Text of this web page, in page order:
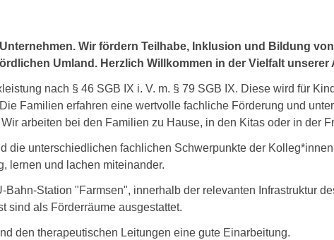
Wir fördern Teilhabe, Inklusion und Bildung
Umland. Herzlich Willkommen in der Vielfalt unserer
nach § 46 SGB IX i. V. m. § 79 SGB IX. Diese wird für
Familien erfahren eine wertvolle fachliche Förderung und
arbeiten bei den Familien zu Hause, in den Kitas oder in der
die unterschiedlichen fachlichen Schwerpunkte der
lernen und lachen miteinander.
Station "Farmsen", innerhalb der relevanten Infrastruktur
sind als Förderräume ausgestattet.
den therapeutischen Leitungen eine gute Einarbeitung.